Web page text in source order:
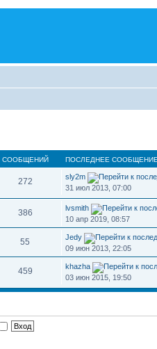
СООБЩЕНИЙ ПОСЛЕДНЕЕ СООБЩЕНИЕ
272
sly2m
31 июл 2013, 07:00
386
lvsmith
10 апр 2019, 08:57
55
Jedy
09 июн 2013, 22:05
459
khazha
03 июн 2015, 19:50